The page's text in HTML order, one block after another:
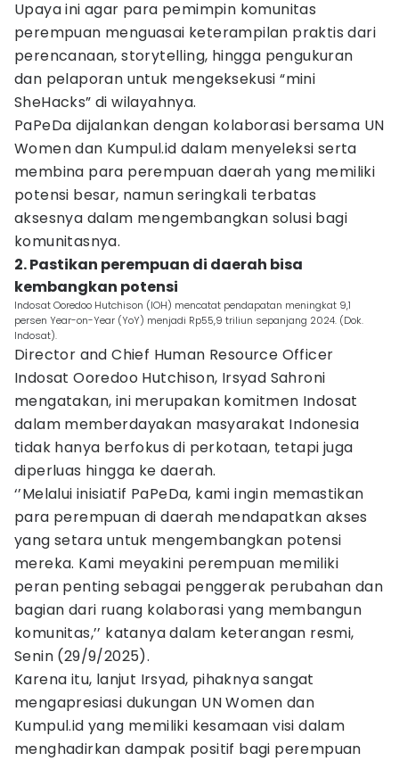
Upaya ini agar para pemimpin komunitas
perempuan menguasai keterampilan praktis dari
perencanaan, storytelling, hingga pengukuran
dan pelaporan untuk mengeksekusi “mini
SheHacks” di wilayahnya.
PaPeDa dijalankan dengan kolaborasi bersama UN
Women dan Kumpul.id dalam menyeleksi serta
membina para perempuan daerah yang memiliki
potensi besar, namun seringkali terbatas
aksesnya dalam mengembangkan solusi bagi
komunitasnya.
2. Pastikan perempuan di daerah bisa
kembangkan potensi
Indosat Ooredoo Hutchison (IOH) mencatat pendapatan meningkat 9,1
persen Year-on-Year (YoY) menjadi Rp55,9 triliun sepanjang 2024. (Dok.
Indosat).
Director and Chief Human Resource Officer
Indosat Ooredoo Hutchison, Irsyad Sahroni
mengatakan, ini merupakan komitmen Indosat
dalam memberdayakan masyarakat Indonesia
tidak hanya berfokus di perkotaan, tetapi juga
diperluas hingga ke daerah.
‘’Melalui inisiatif PaPeDa, kami ingin memastikan
para perempuan di daerah mendapatkan akses
yang setara untuk mengembangkan potensi
mereka. Kami meyakini perempuan memiliki
peran penting sebagai penggerak perubahan dan
bagian dari ruang kolaborasi yang membangun
komunitas,’’ katanya dalam keterangan resmi,
Senin (29/9/2025).
Karena itu, lanjut Irsyad, pihaknya sangat
mengapresiasi dukungan UN Women dan
Kumpul.id yang memiliki kesamaan visi dalam
menghadirkan dampak positif bagi perempuan